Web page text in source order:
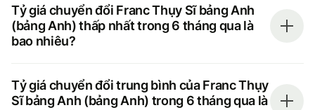
Tỷ giá chuyển đổi Franc Thụy Sĩ bảng Anh
(bảng Anh) thấp nhất trong 6 tháng qua là
bao nhiêu?
Tỷ giá chuyển đổi trung bình của Franc Thụy
Sĩ bảng Anh (bảng Anh) trong 6 tháng qua là